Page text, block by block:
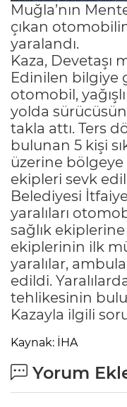
Muğla’nın
çıkan
yaralandı.
Kaza, Devetaşı
Edinilen bilgiye
otomobil,
yolda
takla attı. Ters
bulunan 5 kişi
üzerine bölgeye
ekipleri sevk
Belediyesi
yaralıları
sağlık
ekiplerinin ilk
yaralılar,
edildi.
tehlikesinin
Kazayla ilgili
Kaynak: İHA
Yorum